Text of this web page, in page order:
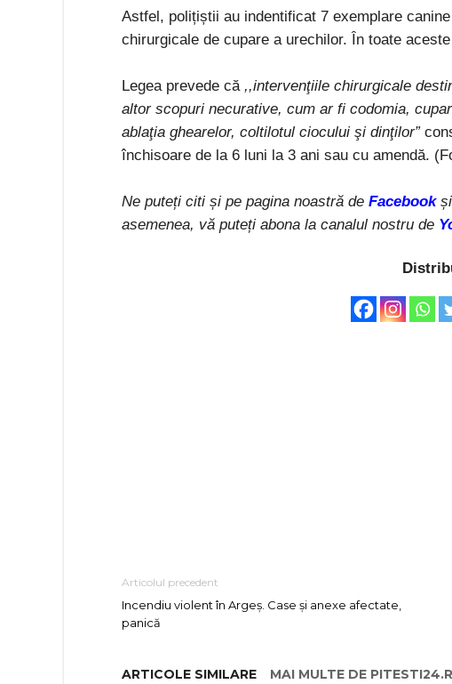
Astfel, polițiștii au indentificat 7 exemplare
chirurgicale de cupare a urechilor. În toate
Legea prevede că ,,intervenţiile chirurgicale
altor scopuri necurative, cum ar fi codomia,
ablaţia ghearelor, coltilotul ciocului şi dinţilor”
închisoare de la 6 luni la 3 ani sau cu amendă.
Ne puteți citi și pe pagina noastră de Facebook
asemenea, vă puteți abona la canalul nostru de
Articolul precedent
Incendiu violent în Argeș. Case și anexe afectate,
panică
ARTICOLE SIMILARE MAI MULTE DE